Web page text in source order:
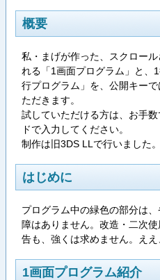
概要
私・まげが作った、スクロー
れる「1画面プログラム」と、
行プログラム」を、公開キー
ただきます。
試していただける方は、お手
ドで入力してください。
制作は旧3DS LLで行いました。
はじめに
プログラム中の緑色の部分は
障はありません。改造・二次
告も、強くは求めません。ええ
1画面プログラム紹介